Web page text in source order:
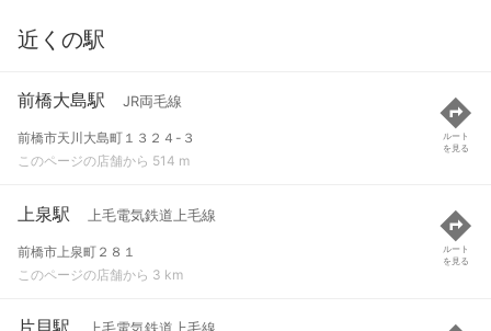
近くの駅
前橋大島駅 JR両毛線
前橋市天川大島町１３２４-３
このページの店舗から 514 m
ルート
を見る
上泉駅 上毛電気鉄道上毛線
前橋市上泉町２８１
このページの店舗から 3 km
ルート
を見る
片貝駅